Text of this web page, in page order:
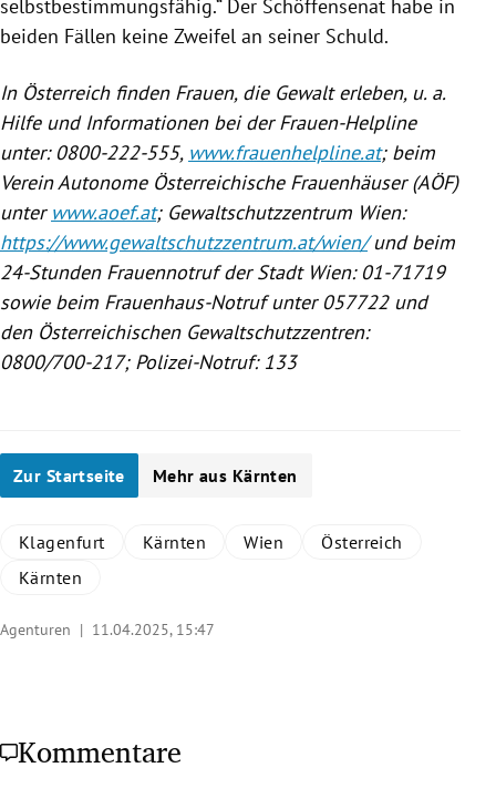
selbstbestimmungsfähig.“ Der Schöffensenat habe in
beiden Fällen keine Zweifel an seiner Schuld.
In Österreich finden Frauen, die Gewalt erleben, u. a.
Hilfe und Informationen bei der Frauen-Helpline
unter: 0800-222-555, www.frauenhelpline.at; beim
Verein Autonome Österreichische Frauenhäuser (AÖF)
unter www.aoef.at; Gewaltschutzzentrum Wien:
https://www.gewaltschutzzentrum.at/wien/und beim
24-Stunden Frauennotruf der Stadt Wien: 01-71719
sowie beim Frauenhaus-Notruf unter 057722 und
den Österreichischen Gewaltschutzzentren:
0800/700-217; Polizei-Notruf: 133
Zur Startseite Mehr aus Kärnten
Klagenfurt Kärnten Wien
Österreich
Kärnten
Agenturen | 11.04.2025, 15:47
Kommentare